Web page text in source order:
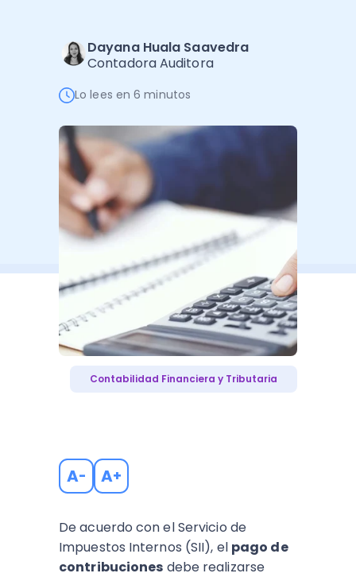
Software Factura y Administración
Autores
Dayana Huala Saavedra
Contadora Auditora
Lo lees en 6 minutos
Contabilidad Financiera y Tributaria
A- A+
De acuerdo con el Servicio de
Impuestos Internos (SII), el pago de
contribuciones debe realizarse